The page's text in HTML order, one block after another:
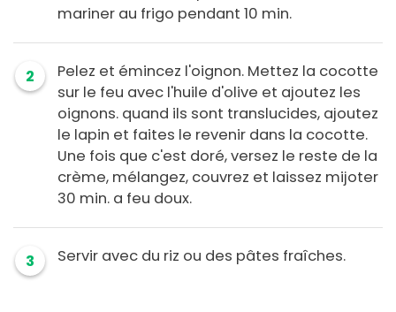
mariner au frigo pendant 10 min.
2
Pelez et émincez l'oignon. Mettez la cocotte
sur le feu avec l'huile d'olive et ajoutez les
oignons. quand ils sont translucides, ajoutez
le lapin et faites le revenir dans la cocotte.
Une fois que c'est doré, versez le reste de la
crème, mélangez, couvrez et laissez mijoter
30 min. a feu doux.
3 Servir avec du riz ou des pâtes fraîches.